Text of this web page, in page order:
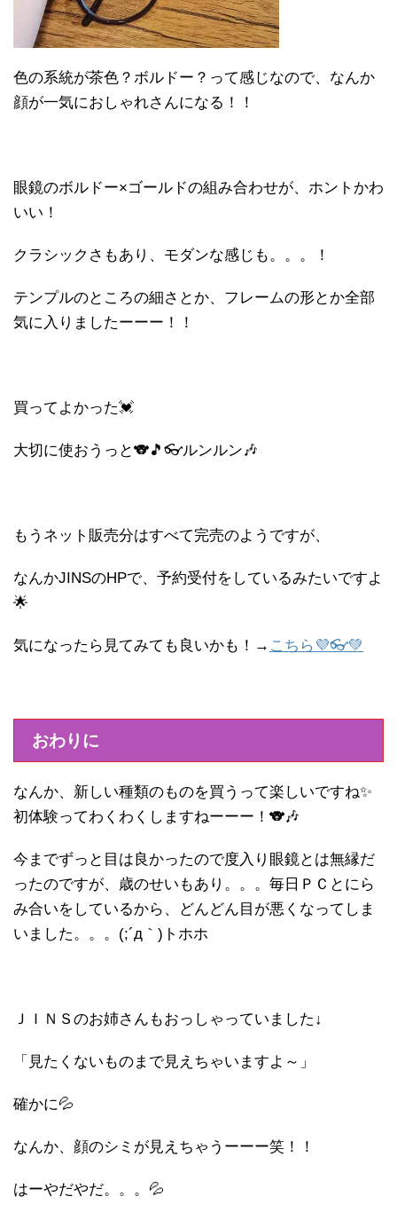
色の系統が茶色？ボルドー？って感じなので、なんか
顔が一気におしゃれさんになる！！
眼鏡のボルドー×ゴールドの組み合わせが、ホントかわ
いい！
クラシックさもあり、モダンな感じも。。。！
テンプルのところの細さとか、フレームの形とか全部
気に入りましたーーー！！
買ってよかった💓
大切に使おうっと🐨🎵👓ルンルン🎶
もうネット販売分はすべて完売のようですが、
なんかJINSのHPで、予約受付をしているみたいですよ
🌟
気になったら見てみても良いかも！→ こちら💜👓💚
おわりに
なんか、新しい種類のものを買うって楽しいですね✨
初体験ってわくわくしますねーーー！🐨🎶
今までずっと目は良かったので度入り眼鏡とは無縁だ
ったのですが、歳のせいもあり。。。毎日ＰＣとにら
み合いをしているから、どんどん目が悪くなってしま
いました。。。(;´д｀)トホホ
ＪＩＮＳのお姉さんもおっしゃっていました↓
「見たくないものまで見えちゃいますよ～」
確かに💦
なんか、顔のシミが見えちゃうーーー笑！！
はーやだやだ。。。💦